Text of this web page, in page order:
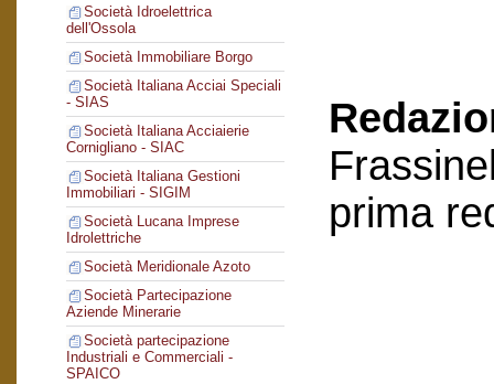
Società Idroelettrica
dell'Ossola
Società Immobiliare Borgo
Società Italiana Acciai Speciali
- SIAS
Società Italiana Acciaierie
Cornigliano - SIAC
Società Italiana Gestioni
Immobiliari - SIGIM
Società Lucana Imprese
Idrolettriche
Società Meridionale Azoto
Società Partecipazione
Aziende Minerarie
Società partecipazione
Industriali e Commerciali -
SPAICO
prima